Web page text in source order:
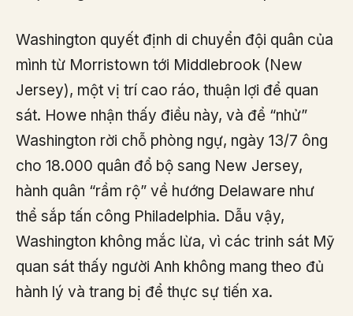
Washington quyết định di chuyển đội quân của
mình từ Morristown tới Middlebrook (New
Jersey), một vị trí cao ráo, thuận lợi để quan
sát. Howe nhận thấy điều này, và để “nhử”
Washington rời chỗ phòng ngự, ngày 13/7 ông
cho 18.000 quân đổ bộ sang New Jersey,
hành quân “rầm rộ” về hướng Delaware như
thể sắp tấn công Philadelphia. Dẫu vậy,
Washington không mắc lừa, vì các trinh sát Mỹ
quan sát thấy người Anh không mang theo đủ
hành lý và trang bị để thực sự tiến xa.